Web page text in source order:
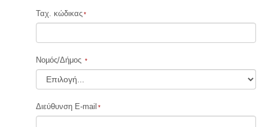
Ταχ. κώδικας
Νοµός/Δήμος
Διεύθυνση E-mail